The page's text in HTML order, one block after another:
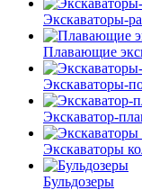
Экскаваторы-
Плавающие
Экскаваторы-
Экскаватор-
Экскаваторы
Бульдозеры